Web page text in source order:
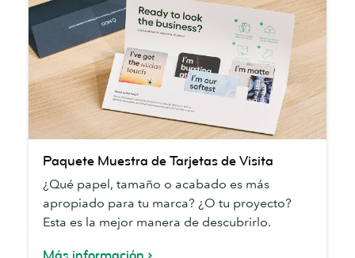
Muestra
Tarjetas
Paquete Muestra de Tarjetas de Visita
¿Qué papel, tamaño o acabado es más
apropiado para tu marca? ¿O tu proyecto?
Esta es la mejor manera de descubrirlo.